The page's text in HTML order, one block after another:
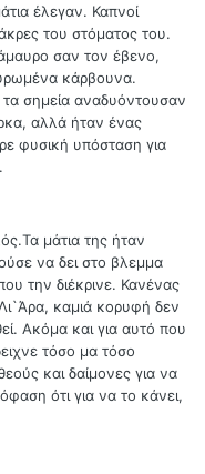
έλεγαν. Καπνοί
του στόματος του.
σαν τον έβενο,
κάρβουνα.
σημεία αναδυόντουσαν
αλλά ήταν ένας
φυσική υπόσταση για
μάτια της ήταν
να δει στο βλεμμα
την διέκρινε. Κανένας
καμιά κορυφή δεν
Ακόμα και για αυτό που
τόσο μα τόσο
και δαίμονες για να
ότι για να το κάνει,